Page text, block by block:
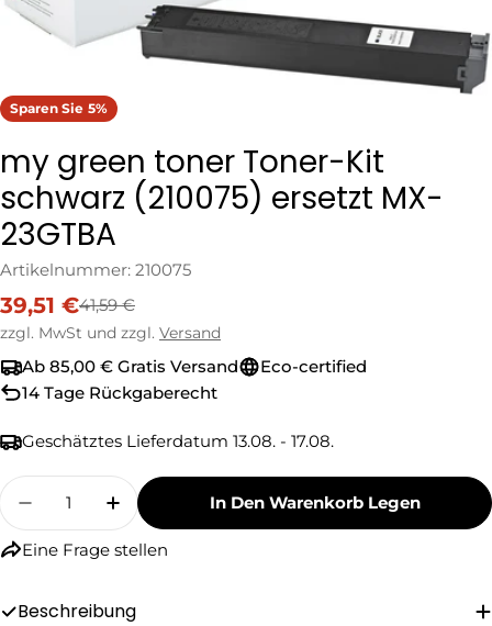
Sparen Sie 5%
my green toner Toner-Kit
schwarz (210075) ersetzt MX-
23GTBA
Artikelnummer: 210075
Verkaufspreis
39,51 €
Regulärer
Preis
41,59 €
zzgl. MwSt und zzgl. Versand
Ab 85,00 € Gratis Versand
Eco-certified
14 Tage Rückgaberecht
Geschätztes Lieferdatum 13.08. - 17.08.
Menge
Menge Für My Green Toner Toner-Kit
Menge Für My Green Toner Toner-
In Den Warenkorb Legen
Eine Frage stellen
Beschreibung